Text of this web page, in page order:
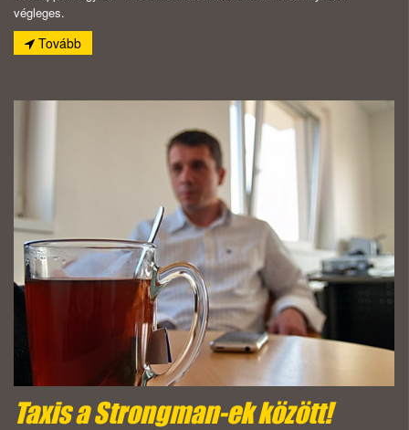
végleges.
Tovább
Taxis a Strongman-ek között!